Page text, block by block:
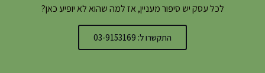
לכל עסק יש סיפור מעניין, אז למה שהוא לא יופיע כאן?
התקשרו ל: 03-9153169